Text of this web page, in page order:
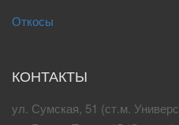
Откосы
КОНТАКТЫ
ул. Сумская, 51 (ст.м.